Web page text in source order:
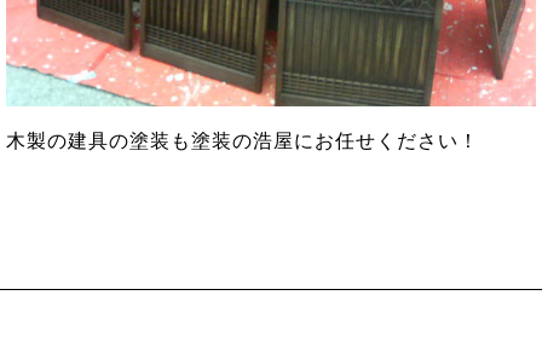
木製の建具の塗装も塗装の浩屋にお任せください！